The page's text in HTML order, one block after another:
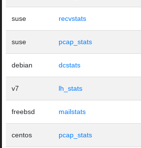
suse recvstats
suse pcap_stats
debian dcstats
v7 lh_stats
freebsd mailstats
centos pcap_stats